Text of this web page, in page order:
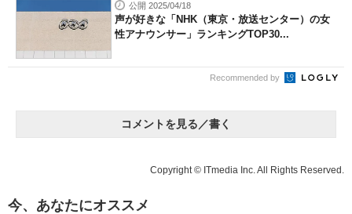
公開 2025/04/18
声が好きな「NHK（東京・放送センター）の女
性アナウンサー」ランキングTOP30...
Recommended by
コメントを見る／書く
Copyright © ITmedia Inc. All Rights Reserved.
今、あなたにオススメ